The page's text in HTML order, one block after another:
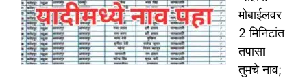
मोबाईलवर
2 मिनिटांत
तपासा
तुमचे नाव;